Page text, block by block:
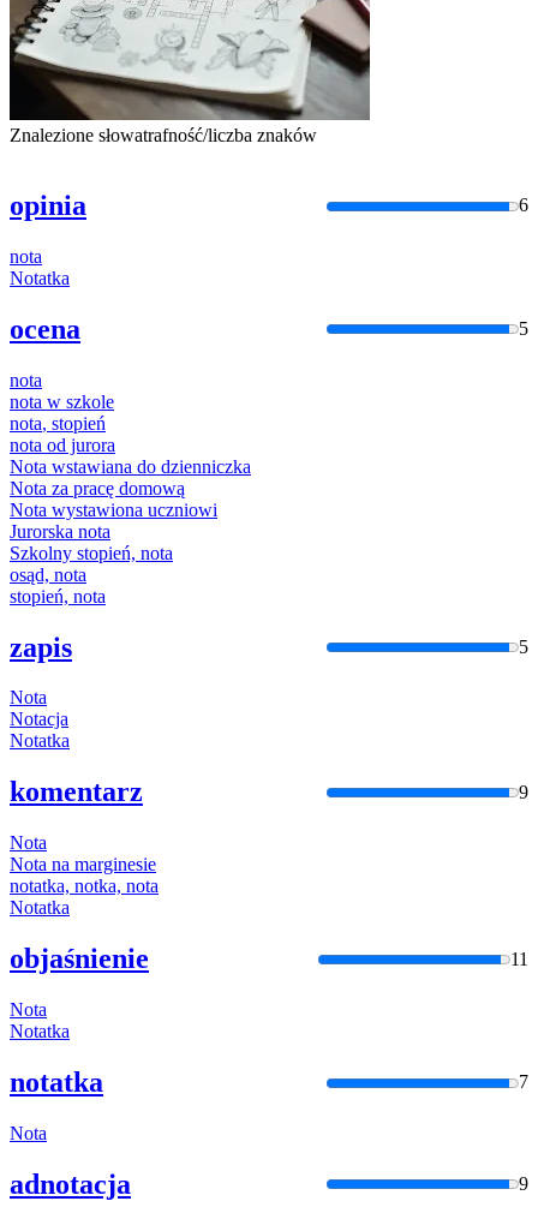
Znalezione słowatrafność/liczba znaków
opinia 6
nota
Notatka
ocena 5
nota
nota w szkole
nota, stopień
nota od jurora
Nota wstawiana do dzienniczka
Nota za pracę domową
Nota wystawiona uczniowi
Jurorska nota
Szkolny stopień, nota
osąd, nota
stopień, nota
zapis 5
Nota
Notacja
Notatka
komentarz 9
Nota
Nota na marginesie
notatka, notka, nota
Notatka
objaśnienie 11
Nota
Notatka
notatka 7
Nota
adnotacja 9